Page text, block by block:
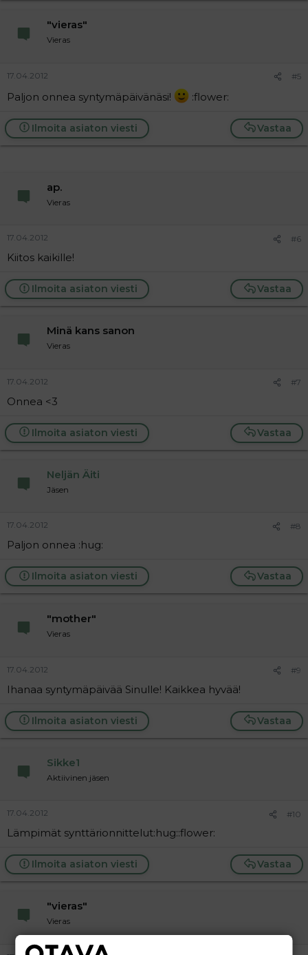
"vieras"
Vieras
17.04.2012 #5
Paljon onnea syntymäpäivänäsi! :flower:
Vastaa
Ilmoita asiaton viesti
ap.
Vieras
17.04.2012 #6
Kiitos kaikille!
Vastaa
Ilmoita asiaton viesti
Minä kans sanon
Vieras
17.04.2012 #7
Onnea <3
Vastaa
Ilmoita asiaton viesti
Neljän Äiti
Jäsen
17.04.2012 #8
Paljon onnea :hug:
Vastaa
Ilmoita asiaton viesti
"mother"
Vieras
17.04.2012 #9
Ihanaa syntymäpäivää Sinulle! Kaikkea hyvää!
Vastaa
Ilmoita asiaton viesti
Sikke1
Aktiivinen jäsen
17.04.2012 #10
Lämpimät synttärionnittelut:hug::flower:
Vastaa
Ilmoita asiaton viesti
"vieras"
Vieras